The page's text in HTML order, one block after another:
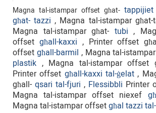
Magna tal-istampar offset għat- tappijiet
għat- tazzi , Magna tal-istampar għat-
Magna tal-istampar għat- tubi ,
offset għall-kaxxi , Printer offset
offset għall-barmil , Magna tal-
plastik , Magna tal-istampar offset
Printer offset għall-kaxxi tal-ġelat ,
għall- qsari tal-fjuri , Flessibbli Printer
Magna tal-istampar offset niexef
Magna tal-istampar offsetgħal tazzi